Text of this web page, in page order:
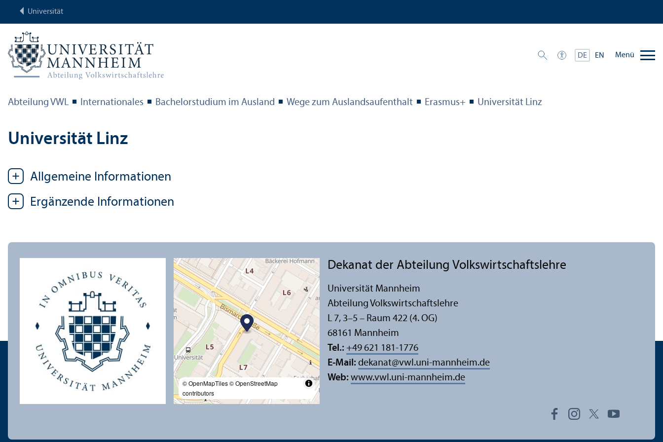
Universität
DE EN Menü
Abteilung VWL Internationales Bachelor­studium im Ausland Wege zum Auslands­aufenthalt Erasmus+ Universität Linz
Universität Linz
Allgemeine Informationen
Ergänzende Informationen
© OpenMapTiles© OpenStreetMap
contributors
Dekanat der Abteilung Volkswirtschafts­lehre
Universität Mannheim
Abteilung Volkswirtschafts­lehre
L 7, 3–5 – Raum 422 (4. OG)
68161 Mannheim
Tel.: +49 621 181-1776
E-Mail: dekanat@vwl.uni-mannheim.de
Web: www.vwl.uni-mannheim.de